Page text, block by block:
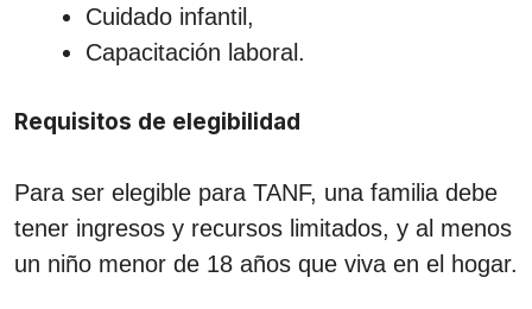
Cuidado infantil,
Capacitación laboral.
Requisitos de elegibilidad
Para ser elegible para TANF, una familia debe
tener ingresos y recursos limitados, y al menos
un niño menor de 18 años que viva en el hogar.